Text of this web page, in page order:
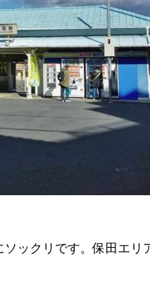
ックリです。保田エリ